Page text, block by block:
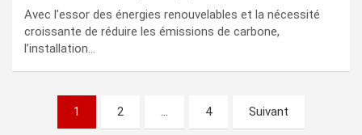
Avec l’essor des énergies renouvelables et la nécessité
croissante de réduire les émissions de carbone,
l’installation…
Pagination
1 2 … 4 Suivant